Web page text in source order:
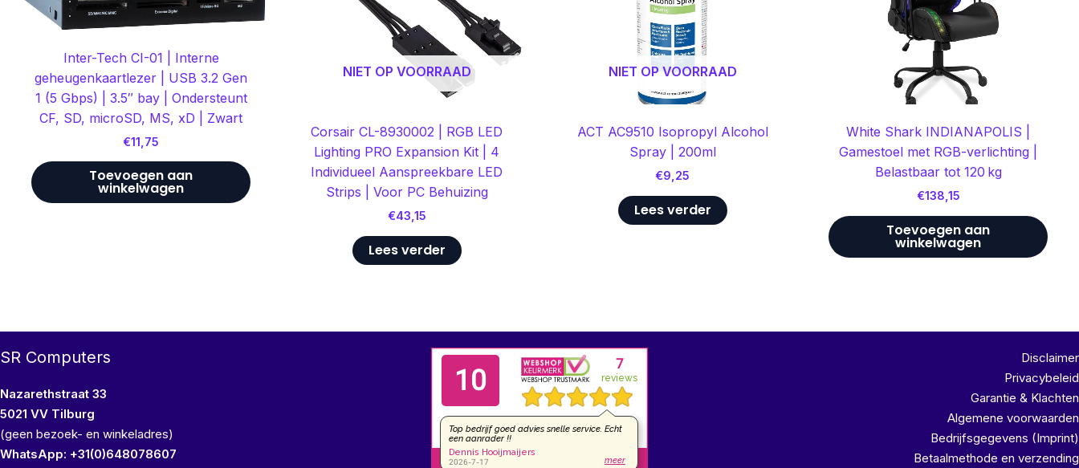
Inter-Tech CI-01 | Interne
geheugenkaartlezer | USB 3.2 Gen
1 (5 Gbps) | 3.5″ bay | Ondersteunt
CF, SD, microSD, MS, xD | Zwart
€11,75
Toevoegen aan
winkelwagen
NIET OP VOORRAAD
Corsair CL-8930002 | RGB LED
Lighting PRO Expansion Kit | 4
Individueel Aanspreekbare LED
Strips | Voor PC Behuizing
€43,15
Lees verder
NIET OP VOORRAAD
ACT AC9510 Isopropyl Alcohol
Spray | 200ml
€9,25
Lees verder
White Shark INDIANAPOLIS |
Gamestoel met RGB-verlichting |
Belastbaar tot 120 kg
€138,15
Toevoegen aan
winkelwagen
SR Computers
Nazarethstraat 33
5021 VV Tilburg
(geen bezoek- en winkeladres)
WhatsApp: +31(0)648078607
Disclaimer
Privacybeleid
Garantie & Klachten
Algemene voorwaarden
Bedrijfsgegevens (Imprint)
Betaalmethode en verzending